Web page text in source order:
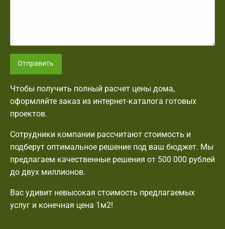
Отправить
Чтобы получить полный расчет цены дома,
оформляйте заказ из интернет-каталога готовых
проектов.
Сотрудники компании рассчитают стоимость и
подберут оптимальное решение под ваш бюджет. Мы
предлагаем качественные решения от 500 000 рублей
до двух миллионов.
Вас удивит невысокая стоимость предлагаемых
услуг и конечная цена 1м2!